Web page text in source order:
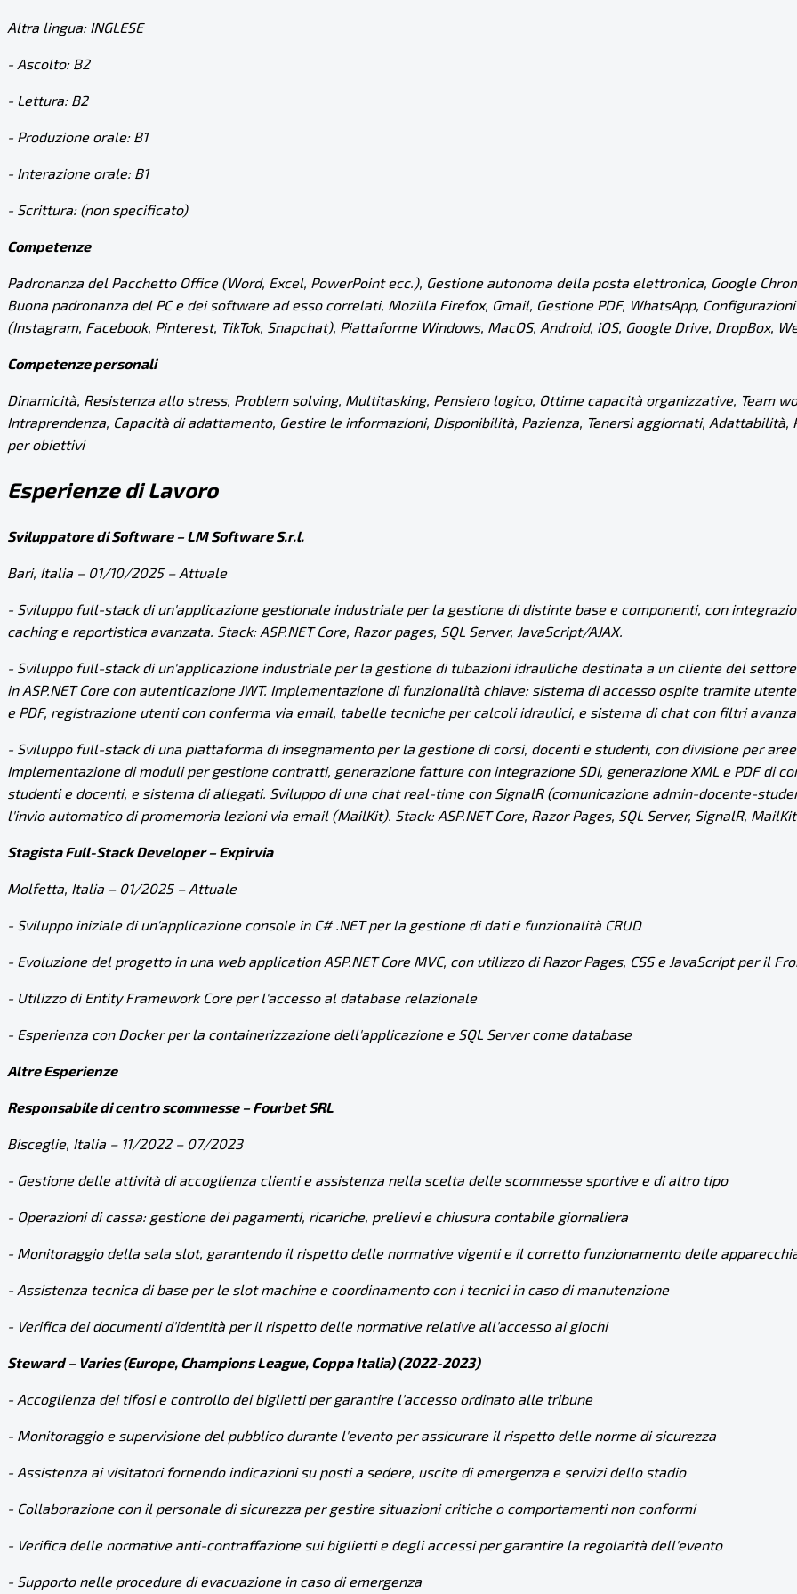
Altra lingua: INGLESE
- Ascolto: B2
- Lettura: B2
- Produzione orale: B1
- Interazione orale: B1
- Scrittura: (non specificato)
Competenze
Padronanza del Pacchetto Office (Word, Excel, PowerPoint ecc.), Gestione autonoma della posta elettronica, Google
Buona padronanza del PC e dei software ad esso correlati, Mozilla Firefox, Gmail, Gestione PDF, WhatsApp,
(Instagram, Facebook, Pinterest, TikTok, Snapchat), Piattaforme Windows, MacOS, Android, iOS, Google Drive, DropBox,
Competenze personali
Dinamicità, Resistenza allo stress, Problem solving, Multitasking, Pensiero logico, Ottime capacità organizzative, Team
Intraprendenza, Capacità di adattamento, Gestire le informazioni, Disponibilità, Pazienza, Tenersi aggiornati,
per obiettivi
Esperienze di Lavoro
Sviluppatore di Software – LM Software S.r.l.
Bari, Italia – 01/10/2025 – Attuale
- Sviluppo full-stack di un'applicazione gestionale industriale per la gestione di distinte base e componenti, con
caching e reportistica avanzata. Stack: ASP.NETCore, Razor pages, SQL Server, JavaScript/AJAX.
- Sviluppo full-stack di un'applicazione industriale per la gestione di tubazioni idrauliche destinata a un cliente del
in ASP.NETCore con autenticazione JWT. Implementazione di funzionalità chiave: sistema di accesso ospite tramite
e PDF, registrazione utenti con conferma via email, tabelle tecniche per calcoli idraulici, e sistema di chat con filtri
- Sviluppo full-stack di una piattaforma di insegnamento per la gestione di corsi, docenti e studenti, con divisione per
Implementazione di moduli per gestione contratti, generazione fatture con integrazione SDI, generazione XML e PDF di
studenti e docenti, e sistema di allegati. Sviluppo di una chat real-time con SignalR (comunicazione admin-docente-
l'invio automatico di promemoria lezioni via email (MailKit). Stack: ASP.NETCore, Razor Pages, SQL Server, SignalR,
Stagista Full-Stack Developer – Expirvia
Molfetta, Italia – 01/2025 – Attuale
- Sviluppo iniziale di un'applicazione console in C# .NET per la gestione di dati e funzionalità CRUD
- Evoluzione del progetto in una web application ASP.NETCore MVC, con utilizzo di Razor Pages, CSS e JavaScript per il
- Utilizzo di Entity Framework Core per l'accesso al database relazionale
- Esperienza con Docker per la containerizzazione dell'applicazione e SQL Server come database
Altre Esperienze
Responsabile di centro scommesse – Fourbet SRL
Bisceglie, Italia – 11/2022 – 07/2023
- Gestione delle attività di accoglienza clienti e assistenza nella scelta delle scommesse sportive e di altro tipo
- Operazioni di cassa: gestione dei pagamenti, ricariche, prelievi e chiusura contabile giornaliera
- Monitoraggio della sala slot, garantendo il rispetto delle normative vigenti e il corretto funzionamento delle
- Assistenza tecnica di base per le slot machine e coordinamento con i tecnici in caso di manutenzione
- Verifica dei documenti d'identità per il rispetto delle normative relative all'accesso ai giochi
Steward – Varies (Europe, Champions League, Coppa Italia) (2022-2023)
- Accoglienza dei tifosi e controllo dei biglietti per garantire l'accesso ordinato alle tribune
- Monitoraggio e supervisione del pubblico durante l'evento per assicurare il rispetto delle norme di sicurezza
- Assistenza ai visitatori fornendo indicazioni su posti a sedere, uscite di emergenza e servizi dello stadio
- Collaborazione con il personale di sicurezza per gestire situazioni critiche o comportamenti non conformi
- Verifica delle normative anti-contraffazione sui biglietti e degli accessi per garantire la regolarità dell'evento
- Supporto nelle procedure di evacuazione in caso di emergenza